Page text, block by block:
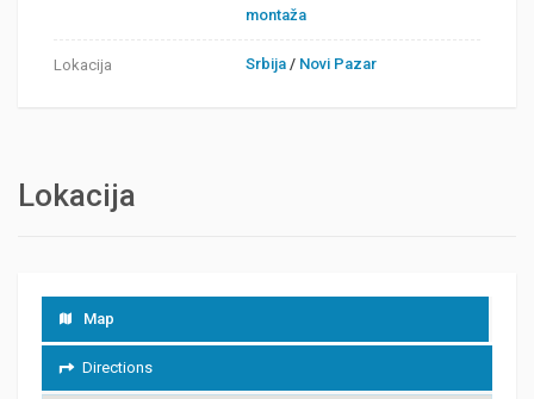
montaža
Lokacija Srbija / Novi Pazar
Lokacija
Map
Directions